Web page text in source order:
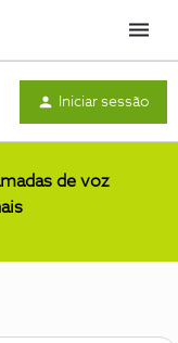
Menu
Iniciar sessão
de voz